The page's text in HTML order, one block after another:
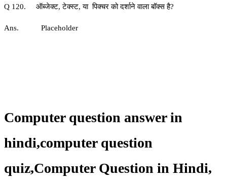
Q 120. ऑब्‍जेक्‍ट, टेक्‍स्‍ट, या पिक्‍चर को दर्शाने वाला बॉक्‍स है?
Ans. Placeholder
Computer question answer in
hindi,computer question
quiz,Computer Question in Hindi,